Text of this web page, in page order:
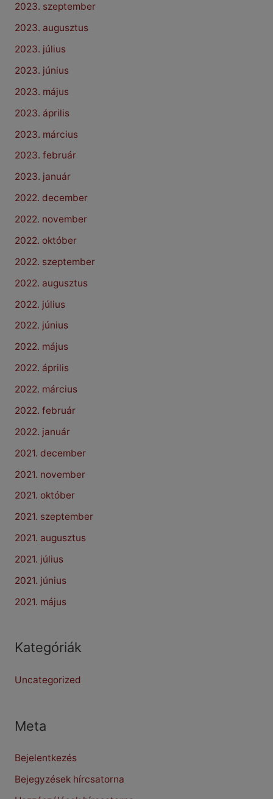
2023. szeptember
2023. augusztus
2023. július
2023. június
2023. május
2023. április
2023. március
2023. február
2023. január
2022. december
2022. november
2022. október
2022. szeptember
2022. augusztus
2022. július
2022. június
2022. május
2022. április
2022. március
2022. február
2022. január
2021. december
2021. november
2021. október
2021. szeptember
2021. augusztus
2021. július
2021. június
2021. május
Kategóriák
Uncategorized
Meta
Bejelentkezés
Bejegyzések hírcsatorna